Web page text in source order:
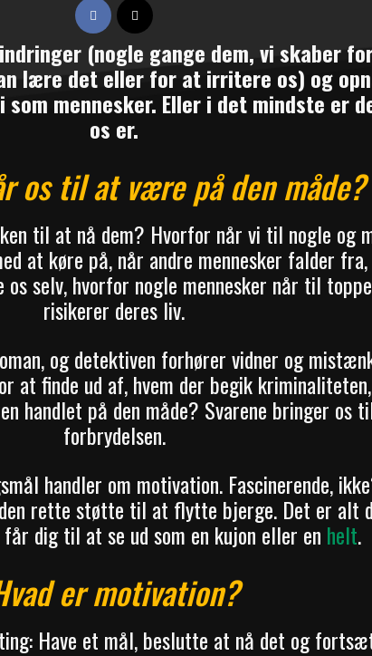
(nogle gange dem, vi skaber
lære det eller for at irritere os) og
mennesker. Eller i det mindste er
os er.
os til at være på den måde?
til at nå dem? Hvorfor når vi til nogle og
at køre på, når andre mennesker falder fra,
selv, hvorfor nogle mennesker når til
risikerer deres liv.
og detektiven forhører vidner og
at finde ud af, hvem der begik
handlet på den måde? Svarene bringer os
forbrydelsen.
handler om motivation. Fascinerende,
rette støtte til at flytte bjerge. Det er alt
dig til at se ud som en kujon eller en helt.
er motivation?
Have et mål, beslutte at nå det og